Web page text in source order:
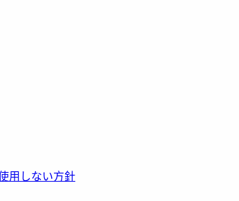
用しない方針